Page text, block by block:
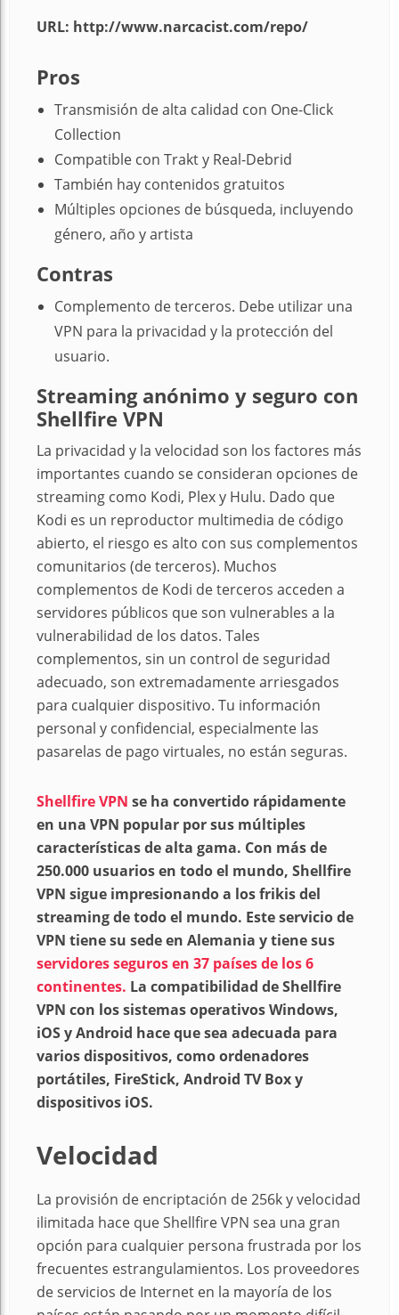
URL: http://www.narcacist.com/repo/
Pros
Transmisión de alta calidad con One-Click
Collection
Compatible con Trakt y Real-Debrid
También hay contenidos gratuitos
Múltiples opciones de búsqueda, incluyendo
género, año y artista
Contras
Complemento de terceros. Debe utilizar una
VPN para la privacidad y la protección del
usuario.
Streaming anónimo y seguro con
Shellfire VPN
La privacidad y la velocidad son los factores más
importantes cuando se consideran opciones de
streaming como Kodi, Plex y Hulu. Dado que
Kodi es un reproductor multimedia de código
abierto, el riesgo es alto con sus complementos
comunitarios (de terceros). Muchos
complementos de Kodi de terceros acceden a
servidores públicos que son vulnerables a la
vulnerabilidad de los datos. Tales
complementos, sin un control de seguridad
adecuado, son extremadamente arriesgados
para cualquier dispositivo. Tu información
personal y confidencial, especialmente las
pasarelas de pago virtuales, no están seguras.
Shellfire VPN se ha convertido rápidamente
en una VPN popular por sus múltiples
características de alta gama. Con más de
250.000 usuarios en todo el mundo, Shellfire
VPN sigue impresionando a los frikis del
streaming de todo el mundo. Este servicio de
VPN tiene su sede en Alemania y tiene sus
servidores seguros en 37 países de los 6
continentes. La compatibilidad de Shellfire
VPN con los sistemas operativos Windows,
iOS y Android hace que sea adecuada para
varios dispositivos, como ordenadores
portátiles, FireStick, Android TV Box y
dispositivos iOS.
Velocidad
La provisión de encriptación de 256k y velocidad
ilimitada hace que Shellfire VPN sea una gran
opción para cualquier persona frustrada por los
frecuentes estrangulamientos. Los proveedores
de servicios de Internet en la mayoría de los